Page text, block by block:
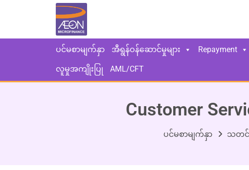
ပင်မစာမျက်နှာ အီရွန်ဝန်ဆောင်မှုများ Repayment
လူမှုအကျိုးပြု AML/CFT
Customer
ပင်မစာမျက်နှာ သတ